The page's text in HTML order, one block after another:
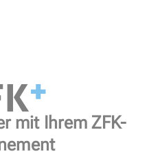
mit Ihrem ZFK-